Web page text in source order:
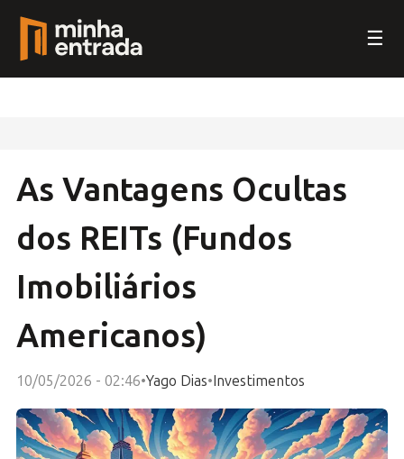
☰
As Vantagens Ocultas
dos REITs (Fundos
Imobiliários
Americanos)
10/05/2026 - 02:46•Yago Dias•Investimentos